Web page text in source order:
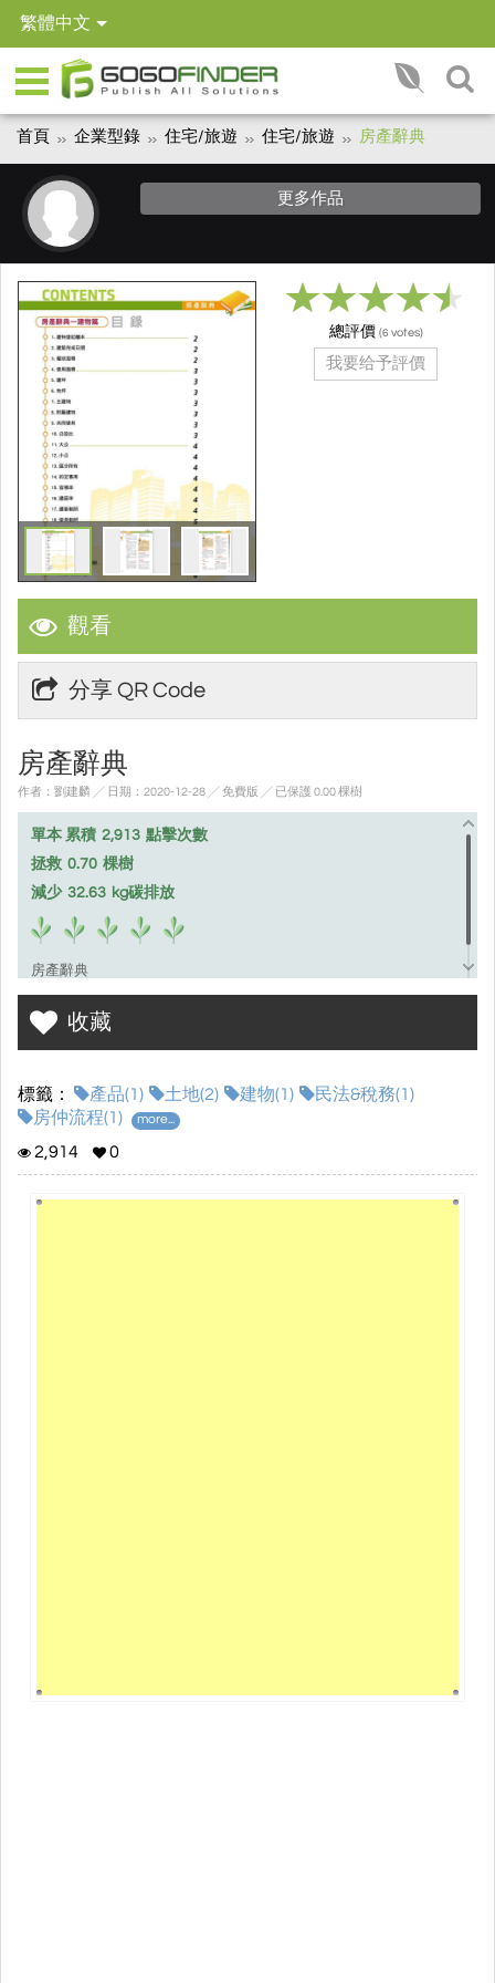
繁體中文
首頁 企業型錄 住宅/旅遊 住宅/旅遊 房產辭典
更多作品
觀看
分享 QR Code
房產辭典
作者：劉建麟 ╱ 日期：2020-12-28 ╱ 免費版 ╱ 已保護 0.00 棵樹
單本 累積 2,913 點擊次數
拯救 0.70 棵樹
減少 32.63 kg碳排放
房產辭典
收藏
標籤： 產品(1) 土地(2) 建物(1)
民法&稅務(1)
房仲流程(1)
more...
2,914 0
總評價 (6 votes)
我要给予評價